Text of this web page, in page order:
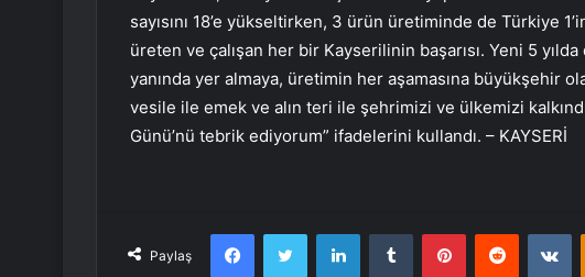
sayısını 18’e yükseltirken, 3 ürün üretiminde de Türkiye
üreten ve çalışan her bir Kayserilinin başarısı. Yeni 5
yanında yer almaya, üretimin her aşamasına büyükşehir
vesile ile emek ve alın teri ile şehrimizi ve ülkemizi
Günü’nü tebrik ediyorum” ifadelerini kullandı. – KAYSERİ
Paylaş
FacebookTwitter LinkedInTumblr PinterestReddit